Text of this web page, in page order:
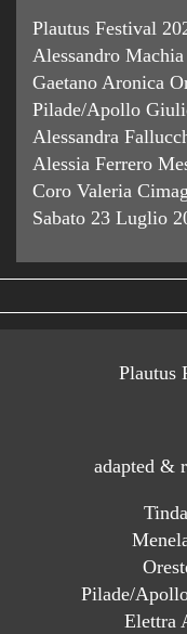
Plautus Festival
Alessandro
Gaetano Aronica
Pilade/Apollo
Alessandra
Alessia Ferrero
Coro Valeria
Sabato 23 Luglio
Plautus
adapted &
Pilade/
Elettra